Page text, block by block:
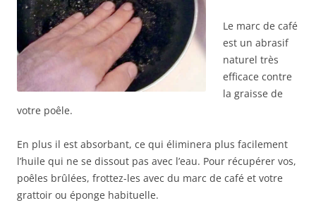
Le marc de café
est un abrasif
naturel très
efficace contre
la graisse de
votre poêle.
En plus il est absorbant, ce qui éliminera plus facilement
l’huile qui ne se dissout pas avec l’eau. Pour récupérer vos,
poêles brûlées, frottez-les avec du marc de café et votre
grattoir ou éponge habituelle.